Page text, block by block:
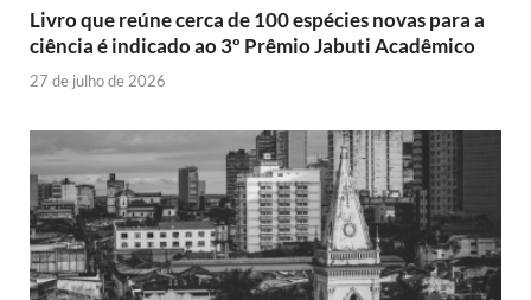
Livro que reúne cerca de 100 espécies novas para a
ciência é indicado ao 3º Prêmio Jabuti Acadêmico
27 de julho de 2026